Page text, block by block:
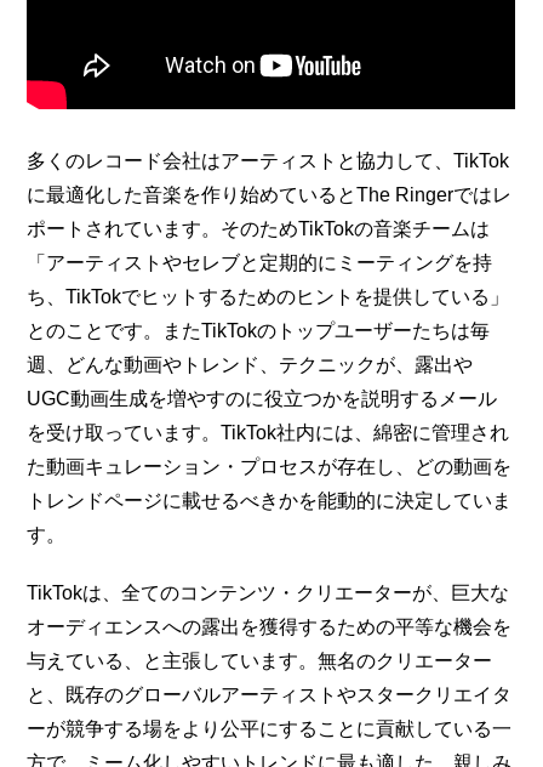
多くのレコード会社はアーティストと協力して、TikTok
に最適化した音楽を作り始めているとThe Ringerではレ
ポートされています。そのためTikTokの音楽チームは
「アーティストやセレブと定期的にミーティングを持
ち、TikTokでヒットするためのヒントを提供している」
とのことです。またTikTokのトップユーザーたちは毎
週、どんな動画やトレンド、テクニックが、露出や
UGC動画生成を増やすのに役立つかを説明するメール
を受け取っています。TikTok社内には、綿密に管理され
た動画キュレーション・プロセスが存在し、どの動画を
トレンドページに載せるべきかを能動的に決定していま
す。
TikTokは、全てのコンテンツ・クリエーターが、巨大な
オーディエンスへの露出を獲得するための平等な機会を
与えている、と主張しています。無名のクリエーター
と、既存のグローバルアーティストやスタークリエイタ
ーが競争する場をより公平にすることに貢献している一
方で、ミーム化しやすいトレンドに最も適した、親しみ